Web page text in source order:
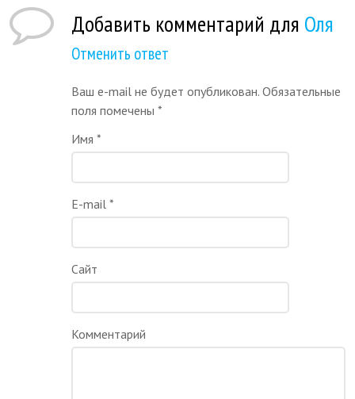
Добавить комментарий для Оля
Отменить ответ
Ваш e-mail не будет опубликован. Обязательные
поля помечены*
Имя*
E-mail*
Сайт
Комментарий